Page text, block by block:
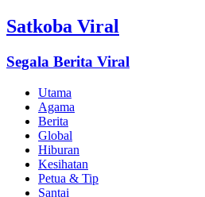
Satkoba Viral
Segala Berita Viral
Utama
Agama
Berita
Global
Hiburan
Kesihatan
Petua & Tip
Santai